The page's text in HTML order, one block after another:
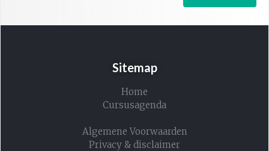
Sitemap
Home
Cursusagenda
Algemene Voorwaarden
Privacy & disclaimer